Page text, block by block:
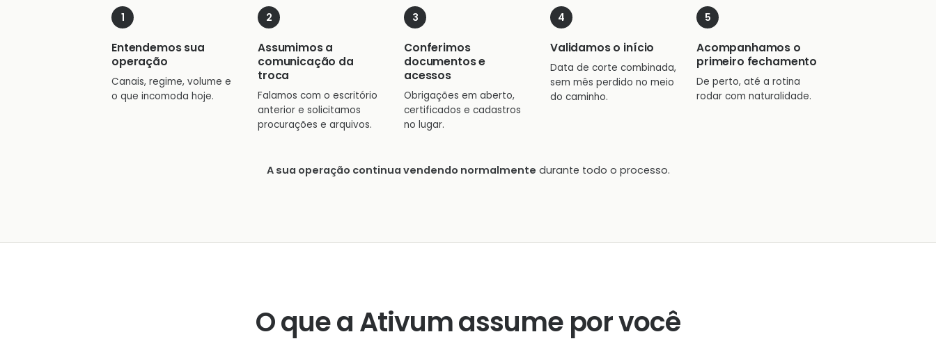
Entendemos sua
operação
Canais, regime, volume e
o que incomoda hoje.
Assumimos a
comunicação da
troca
Falamos com o escritório
anterior e solicitamos
procurações e arquivos.
Conferimos
documentos e
acessos
Obrigações em aberto,
certificados e cadastros
no lugar.
Validamos o início
Data de corte combinada,
sem mês perdido no meio
do caminho.
Acompanhamos o
primeiro fechamento
De perto, até a rotina
rodar com naturalidade.
A sua operação continua vendendo normalmente durante todo o processo.
O que a Ativum assume por você